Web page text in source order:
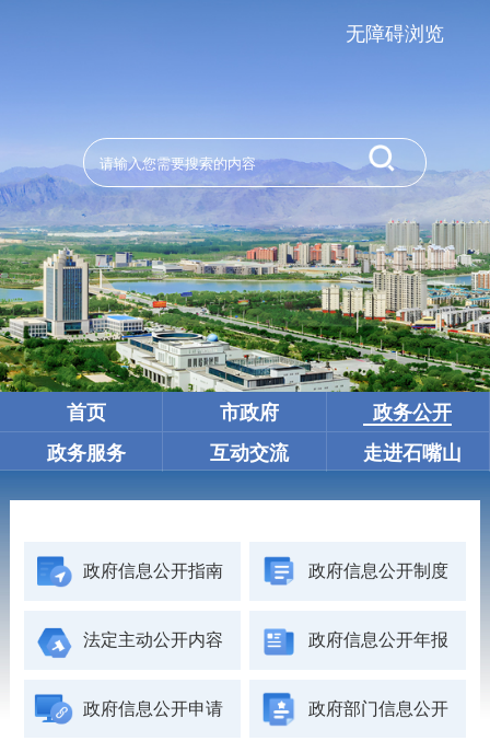
无障碍浏览
首页 市政府
政务公开
政务服务
互动交流 走进石嘴山
政府信息公开指南 政府信息公开制度
法定主动公开内容 政府信息公开年报
政府信息公开申请 政府部门信息公开